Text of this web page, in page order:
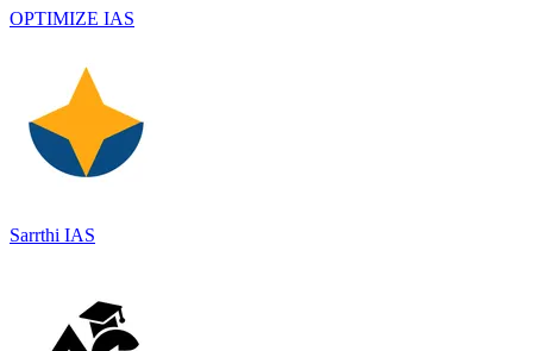
OPTIMIZE IAS
Sarrthi IAS